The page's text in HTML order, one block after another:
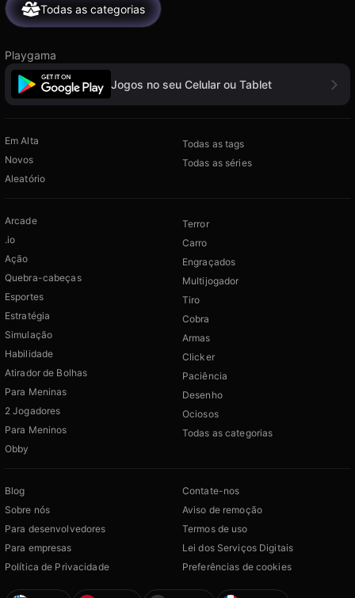
Todas as categorias
Playgama
Jogos no seu Celular ou Tablet
Em Alta
Novos
Aleatório
Todas as tags
Todas as séries
Arcade
.io
Ação
Quebra-cabeças
Esportes
Estratégia
Simulação
Habilidade
Atirador de Bolhas
Para Meninas
2 Jogadores
Para Meninos
Obby
Terror
Carro
Engraçados
Multijogador
Tiro
Cobra
Armas
Clicker
Paciência
Desenho
Ociosos
Todas as categorias
Blog
Sobre nós
Para desenvolvedores
Para empresas
Política de Privacidade
Contate-nos
Aviso de remoção
Termos de uso
Lei dos Serviços Digitais
Preferências de cookies